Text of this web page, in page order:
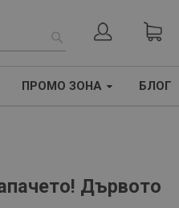
ТЪРСЕНЕ
ПРОМО ЗОНА БЛОГ
Дървото